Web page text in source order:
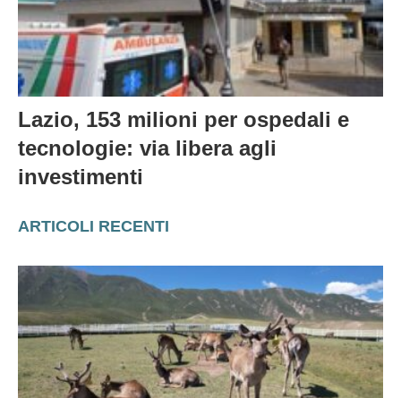
Lazio, 153 milioni per ospedali e
tecnologie: via libera agli
investimenti
ARTICOLI RECENTI